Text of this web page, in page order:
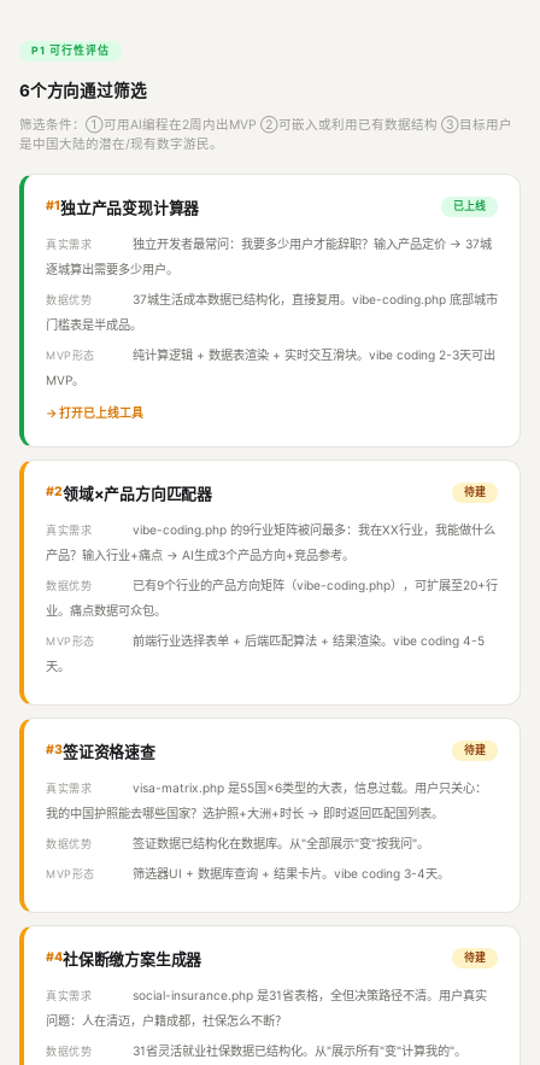
P1 可行性评估
6个方向通过筛选
筛选条件：①可用AI编程在2周内出MVP ②可嵌入或利用已有数据结构 ③目标用户
是中国大陆的潜在/现有数字游民。
#1独立产品变现计算器 已上线
真实需求
独立开发者最常问：我要多少用户才能辞职？输入产品定价 → 37城
逐城算出需要多少用户。
数据优势
37城生活成本数据已结构化，直接复用。vibe-coding.php 底部城市
门槛表是半成品。
MVP形态
纯计算逻辑 + 数据表渲染 + 实时交互滑块。vibe coding 2-3天可出
MVP。
→ 打开已上线工具
#2领域×产品方向匹配器 待建
真实需求
vibe-coding.php 的9行业矩阵被问最多：我在XX行业，我能做什么
产品？输入行业+痛点 → AI生成3个产品方向+竞品参考。
数据优势
已有9个行业的产品方向矩阵（vibe-coding.php），可扩展至20+行
业。痛点数据可众包。
MVP形态
前端行业选择表单 + 后端匹配算法 + 结果渲染。vibe coding 4-5
天。
#3签证资格速查 待建
真实需求
visa-matrix.php 是55国×6类型的大表，信息过载。用户只关心：
我的中国护照能去哪些国家？选护照+大洲+时长 → 即时返回匹配国列表。
数据优势 签证数据已结构化在数据库。从"全部展示"变"按我问"。
MVP形态 筛选器UI + 数据库查询 + 结果卡片。vibe coding 3-4天。
#4社保断缴方案生成器 待建
真实需求
social-insurance.php 是31省表格，全但决策路径不清。用户真实
问题：人在清迈，户籍成都，社保怎么不断？
数据优势 31省灵活就业社保数据已结构化。从"展示所有"变"计算我的"。